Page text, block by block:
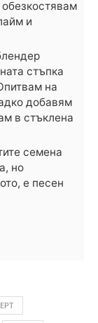
и
стъпка
на
добавям
в стъклена
семена
но
е песен